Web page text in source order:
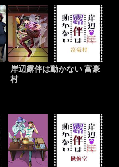
岸辺露伴は動かない 富豪
村